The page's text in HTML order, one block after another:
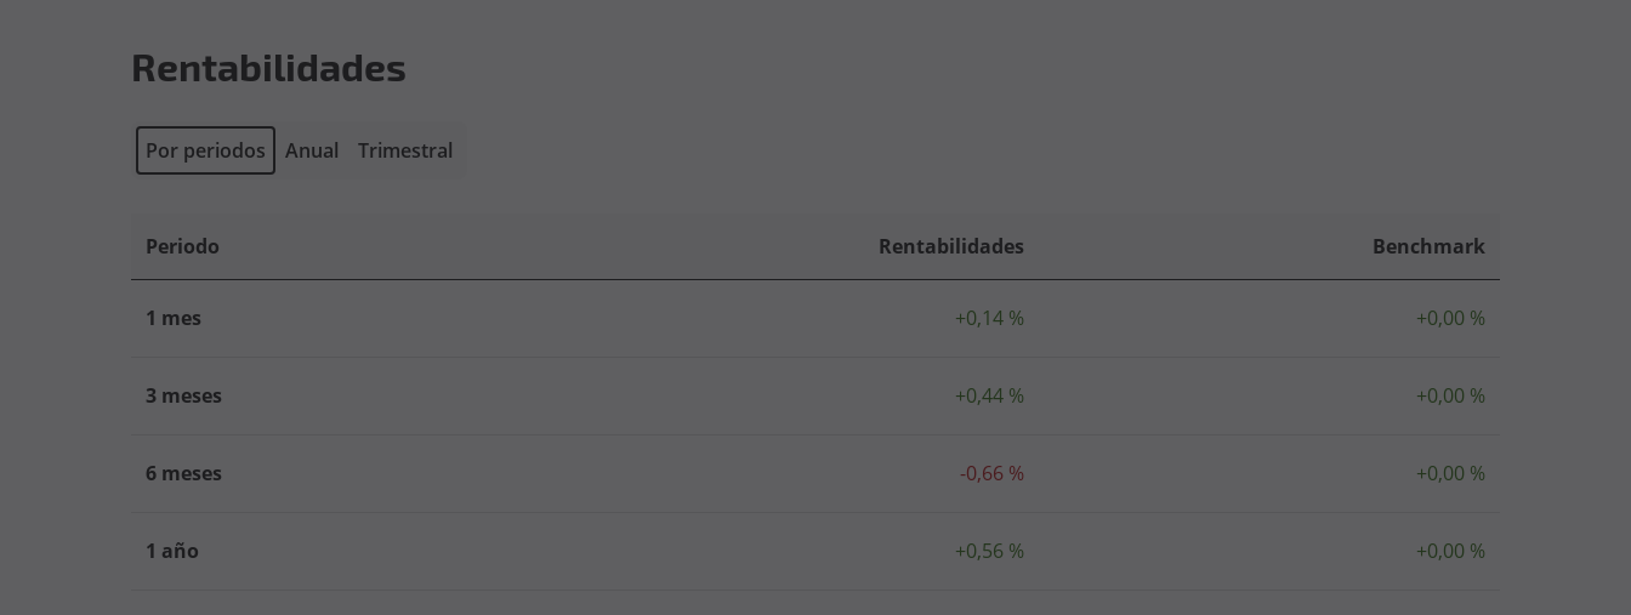
Rentabilidades
Por periodos Anual Trimestral
Periodo Rentabilidades Benchmark
1 mes +0,14 % +0,00 %
3 meses +0,44 % +0,00 %
6 meses -0,66 % +0,00 %
1 año +0,56 % +0,00 %